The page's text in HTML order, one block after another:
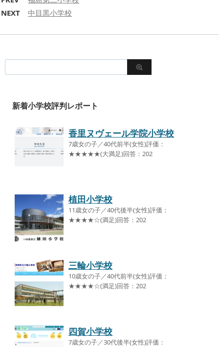
NEXT
中目黒小学校
新着小学校評判レポート
香里ヌヴェール学院小学校
7歳女の子／40代前半(女性)評価：
★★★★★(大満足)回答：202
植田小学校
11歳女の子／40代後半(女性)評価：
★★★★☆(満足)回答：202
三輪小学校
10歳女の子／40代前半(女性)評価：
★★★★☆(満足)回答：202
四賀小学校
7歳女の子／30代後半(女性)評価：